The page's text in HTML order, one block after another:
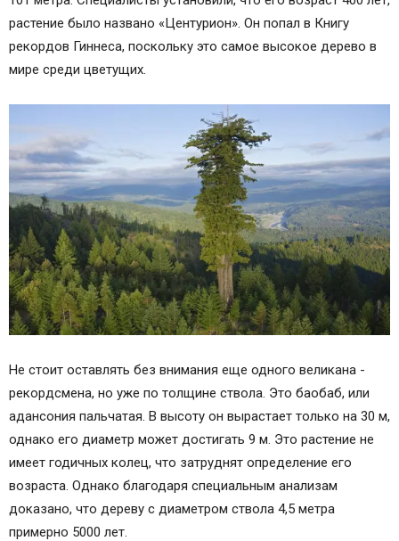
растение было названо «Центурион». Он попал в Книгу
рекордов Гиннеса, поскольку это самое высокое дерево в
мире среди цветущих.
Не стоит оставлять без внимания еще одного великана -
рекордсмена, но уже по толщине ствола. Это баобаб, или
адансония пальчатая. В высоту он вырастает только на 30 м,
однако его диаметр может достигать 9 м. Это растение не
имеет годичных колец, что затруднят определение его
возраста. Однако благодаря специальным анализам
доказано, что дереву с диаметром ствола 4,5 метра
примерно 5000 лет.